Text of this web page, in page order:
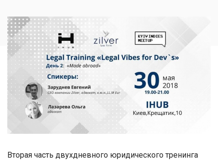
Вторая часть двухдневного юридического тренинга